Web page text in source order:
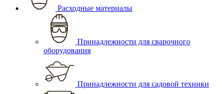
Расходные материалы
Принадлежности для сварочного
оборудования
Принадлежности для садовой техники